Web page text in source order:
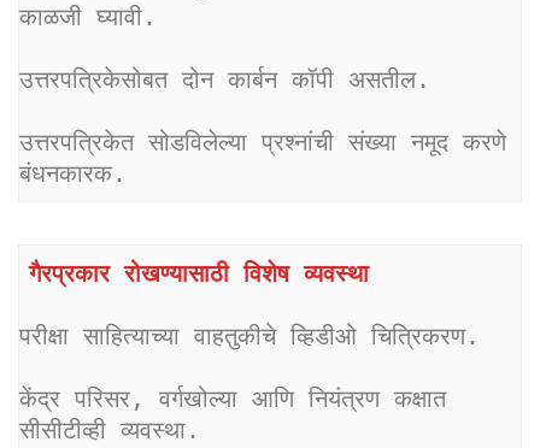
काळजी घ्यावी.
उत्तरपत्रिकेसोबत दोन कार्बन कॉपी असतील.
उत्तरपत्रिकेत सोडविलेल्या प्रश्नांची संख्या नमूद करणे
बंधनकारक.
गैरप्रकार रोखण्यासाठी विशेष व्यवस्था
परीक्षा साहित्याच्या वाहतुकीचे व्हिडीओ चित्रिकरण.
केंद्र परिसर, वर्गखोल्या आणि नियंत्रण कक्षात
सीसीटीव्ही व्यवस्था.